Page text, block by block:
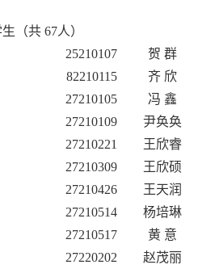
生 （共 67人）
25210107 贺 群
82210115 齐 欣
27210105 冯 鑫
27210109
尹奂奂
27210221
王欣睿
27210309
王欣硕
27210426
王天润
27210514
杨培琳
27210517 黄 意
27220202 赵茂丽